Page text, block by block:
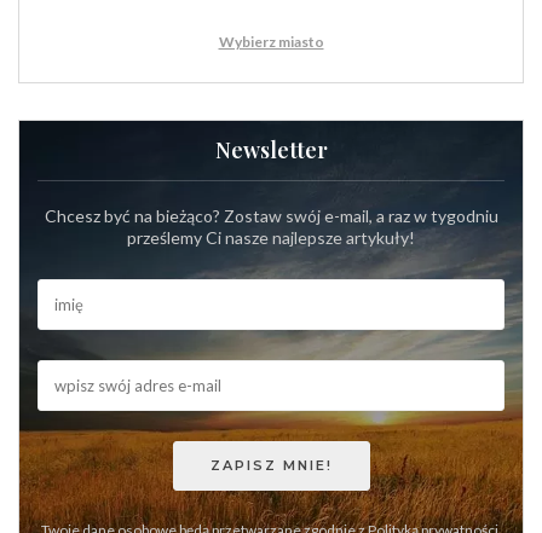
Wybierz miasto
Newsletter
Chcesz być na bieżąco? Zostaw swój e-mail, a raz w tygodniu
prześlemy Ci nasze najlepsze artykuły!